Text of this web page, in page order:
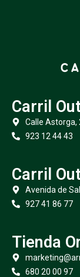
Carril
Calle Astorga,
923 12 44 43
Carril
Avenida de
927 41 86 77
Tienda
680 20 00 97